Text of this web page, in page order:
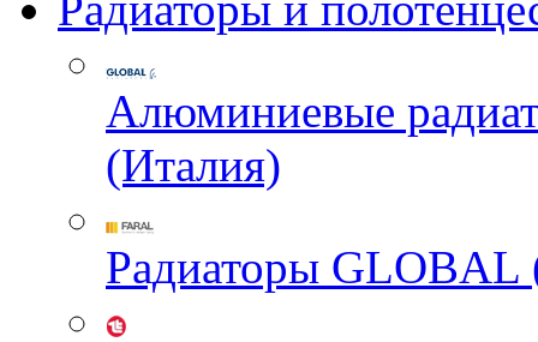
Алюминиевые
(Италия)
Радиаторы GLOBAL